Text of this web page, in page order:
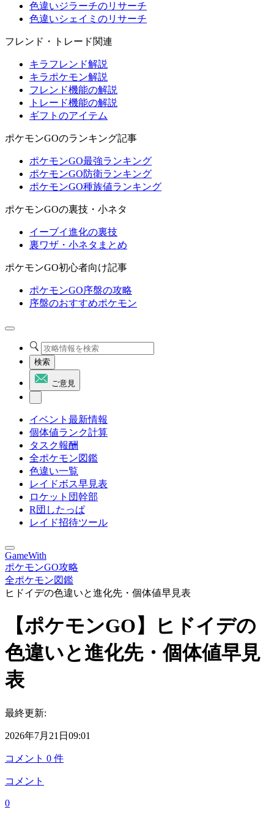
色違いジラーチのリサーチ
色違いシェイミのリサーチ
フレンド・トレード関連
キラフレンド解説
キラポケモン解説
フレンド機能の解説
トレード機能の解説
ギフトのアイテム
ポケモンGOのランキング記事
ポケモンGO最強ランキング
ポケモンGO防衛ランキング
ポケモンGO種族値ランキング
ポケモンGOの裏技・小ネタ
イーブイ進化の裏技
裏ワザ・小ネタまとめ
ポケモンGO初心者向け記事
ポケモンGO序盤の攻略
序盤のおすすめポケモン
検索
ご意見
イベント最新情報
個体値ランク計算
タスク報酬
全ポケモン図鑑
色違い一覧
レイドボス早見表
ロケット団幹部
R団したっぱ
レイド招待ツール
GameWith
ポケモンGO攻略
全ポケモン図鑑
ヒドイデの色違いと進化先・個体値早見表
【ポケモンGO】ヒドイデの
色違いと進化先・個体値早見
表
最終更新:
2026年7月21日09:01
コメント 0 件
コメント
0